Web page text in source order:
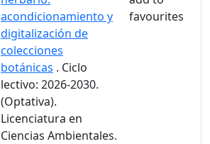
acondicionamiento y
digitalización de
colecciones
botánicas . Ciclo
lectivo: 2026-2030.
(Optativa).
Licenciatura en
Ciencias Ambientales.